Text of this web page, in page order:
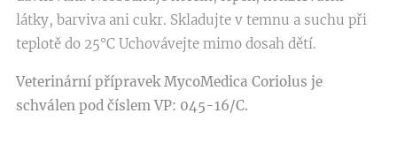
látky, barviva ani cukr. Skladujte v temnu a suchu při
teplotě do 25°C Uchovávejte mimo dosah dětí.
Veterinární přípravek MycoMedica Coriolus je
schválen pod číslem VP: 045-16/C.